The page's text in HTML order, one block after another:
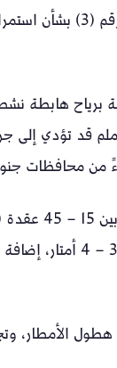
أصدرت هيئة الطيران
برياح هابطة
الشرقية، مع كميات متوقعة
من محافظات
البحر على معظم المناطق
الأمطار،